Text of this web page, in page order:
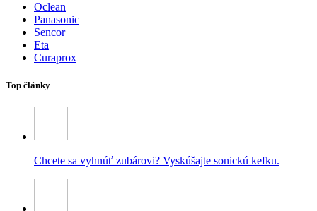
Oclean
Panasonic
Sencor
Eta
Curaprox
Top články
Chcete sa vyhnúť zubárovi? Vyskúšajte sonickú kefku.